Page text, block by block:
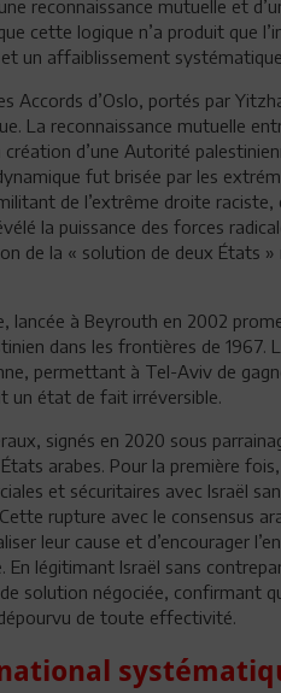
reconnaissance mutuelle et
cette logique n’a produit que
un affaiblissement
Accords d’Oslo, portés par
La reconnaissance mutuelle
d’une Autorité
fut brisée par les
de l’extrême droite
la puissance des forces
de la « solution de deux États »
lancée à Beyrouth en 2002
dans les frontières de 1967.
permettant à Tel-Aviv de
un état de fait irréversible.
signés en 2020 sous
arabes. Pour la première
et sécuritaires avec Israël
rupture avec le consensus
leur cause et d’encourager
En légitimant Israël sans
solution négociée, confirmant
de toute effectivité.